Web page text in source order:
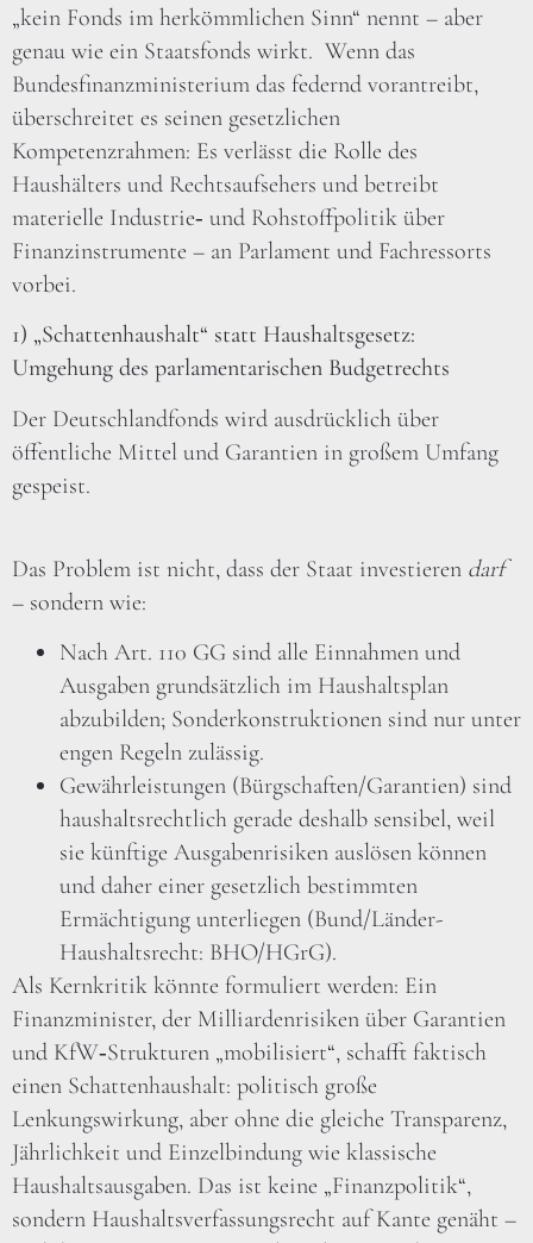
„kein Fonds im herkömmlichen Sinn“ nennt – aber
genau wie ein Staatsfonds wirkt. Wenn das
Bundesfinanzministerium das federnd vorantreibt,
überschreitet es seinen gesetzlichen
Kompetenzrahmen: Es verlässt die Rolle des
Haushälters und Rechtsaufsehers und betreibt
materielle Industrie‑ und Rohstoffpolitik über
Finanzinstrumente – an Parlament und Fachressorts
vorbei.
1) „Schattenhaushalt“ statt Haushaltsgesetz:
Umgehung des parlamentarischen Budgetrechts
Der Deutschlandfonds wird ausdrücklich über
öffentliche Mittel und Garantien in großem Umfang
gespeist.
Das Problem ist nicht, dass der Staat investieren darf
– sondern wie:
Nach Art. 110 GG sind alle Einnahmen und
Ausgaben grundsätzlich im Haushaltsplan
abzubilden; Sonderkonstruktionen sind nur unter
engen Regeln zulässig.
Gewährleistungen (Bürgschaften/Garantien) sind
haushaltsrechtlich gerade deshalb sensibel, weil
sie künftige Ausgabenrisiken auslösen können
und daher einer gesetzlich bestimmten
Ermächtigung unterliegen (Bund/Länder-
Haushaltsrecht: BHO/HGrG).
Als Kernkritik könnte formuliert werden: Ein
Finanzminister, der Milliardenrisiken über Garantien
und KfW‑Strukturen „mobilisiert“, schafft faktisch
einen Schattenhaushalt: politisch große
Lenkungswirkung, aber ohne die gleiche Transparenz,
Jährlichkeit und Einzelbindung wie klassische
Haushaltsausgaben. Das ist keine „Finanzpolitik“,
sondern Haushaltsverfassungsrecht auf Kante genäht –